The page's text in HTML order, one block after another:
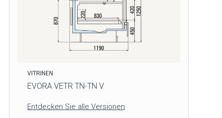
VITRINEN
EVORA VETR TN-TN V
Entdecken Sie alle Versionen